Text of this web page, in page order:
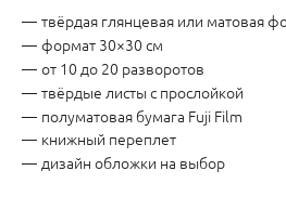
твёрдая глянцевая или матовая
формат 30×30 см
от 10 до 20 разворотов
твёрдые листы с прослойкой
полуматовая бумага Fuji Film
книжный переплет
дизайн обложки на выбор